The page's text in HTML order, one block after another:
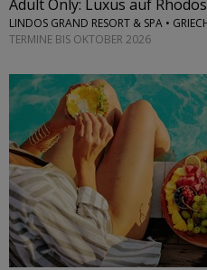
Adult Only: Luxus auf
LINDOS GRAND RESORT & SPA •
TERMINE BIS OKTOBER 2026